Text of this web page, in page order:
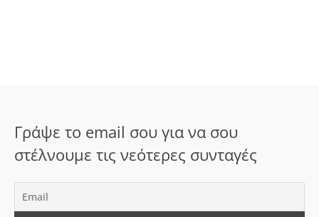
σ
α
Γράψε το email σου για να σου
στέλνουμε τις νεότερες συνταγές